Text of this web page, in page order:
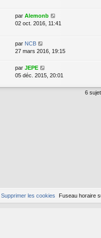
par Alemonb
02 oct. 2016, 11:41
par NCB
27 mars 2016, 19:15
par JEPE
05 déc. 2015, 20:01
6
Fuseau horaire
Supprimer les cookies